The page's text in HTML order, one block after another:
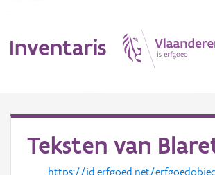
Inventaris
Erfgoedobject
Teksten van
https://id.erfgoed.net/